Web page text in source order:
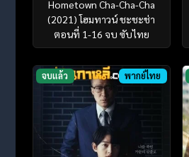
Hometown Cha-Cha-Cha
(2021) โฮมทาวน์ ชะชะช่า
ตอนที่ 1-16 จบ ซับไทย
จบแล้ว พากย์ไทย